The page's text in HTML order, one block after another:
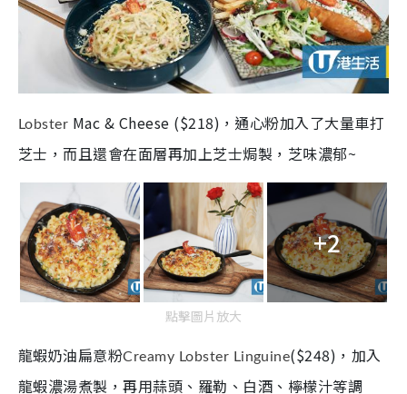
Lobster Mac & Cheese ($218)， 通心粉加入了大量車打
芝士，而且還會在面層再加上芝士焗製，芝味濃郁~
+2
點擊圖片放大
龍蝦奶油扁意粉Creamy Lobster Linguine($248)，加入
龍蝦濃湯煮製，再用蒜頭、羅勒、白酒、檸檬汁等調